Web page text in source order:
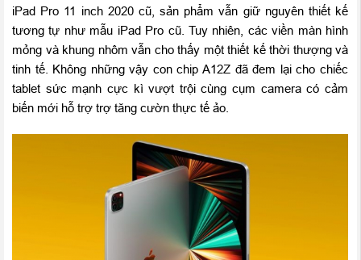
iPad Pro 11 inch 2020 cũ, sản phẩm vẫn giữ nguyên thiết kế
tương tự như mẫu iPad Pro cũ. Tuy nhiên, các viền màn hình
mỏng và khung nhôm vẫn cho thấy một thiết kế thời thượng và
tinh tế. Không những vậy con chip A12Z đã đem lại cho chiếc
tablet sức mạnh cực kì vượt trội cùng cụm camera có cảm
biến mới hỗ trợ trợ tăng cườn thực tế ảo.